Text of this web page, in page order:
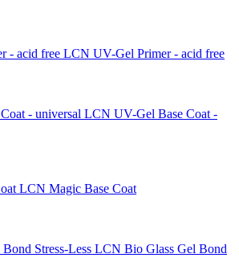
LCN UV-Gel Primer - acid free
LCN UV-Gel Base Coat -
LCN Magic Base Coat
LCN Bio Glass Gel Bond